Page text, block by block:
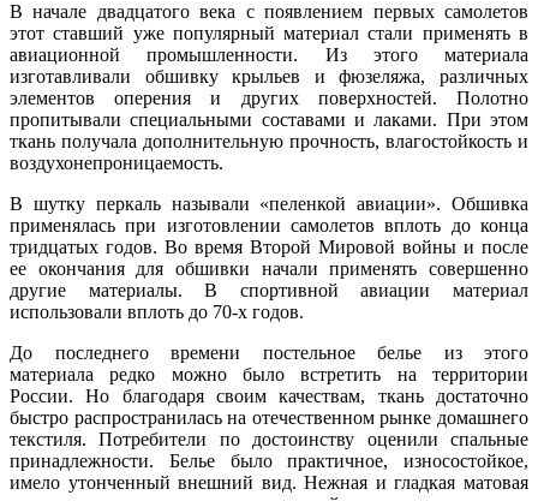
В начале двадцатого века с появлением первых самолетов
этот ставший уже популярный материал стали применять в
авиационной промышленности. Из этого материала
изготавливали обшивку крыльев и фюзеляжа, различных
элементов оперения и других поверхностей. Полотно
пропитывали специальными составами и лаками. При этом
ткань получала дополнительную прочность, влагостойкость и
воздухонепроницаемость.
В шутку перкаль называли «пеленкой авиации». Обшивка
применялась при изготовлении самолетов вплоть до конца
тридцатых годов. Во время Второй Мировой войны и после
ее окончания для обшивки начали применять совершенно
другие материалы. В спортивной авиации материал
использовали вплоть до 70-х годов.
До последнего времени постельное белье из этого
материала редко можно было встретить на территории
России. Но благодаря своим качествам, ткань достаточно
быстро распространилась на отечественном рынке домашнего
текстиля. Потребители по достоинству оценили спальные
принадлежности. Белье было практичное, износостойкое,
имело утонченный внешний вид. Нежная и гладкая матовая